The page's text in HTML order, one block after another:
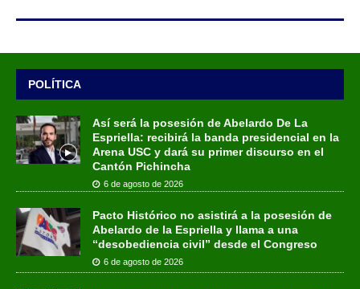
POLÍTICA
Así será la posesión de Abelardo De La
Espriella: recibirá la banda presidencial en la
Arena USC y dará su primer discurso en el
Cantón Pichincha
6 de agosto de 2026
Pacto Histórico no asistirá a la posesión de
Abelardo de la Espriella y llama a una
“desobediencia civil” desde el Congreso
6 de agosto de 2026